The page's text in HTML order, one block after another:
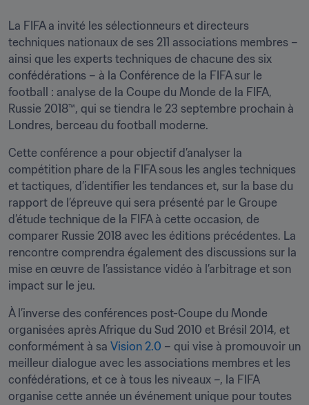
La FIFA a invité les sélectionneurs et directeurs
techniques nationaux de ses 211 associations membres –
ainsi que les experts techniques de chacune des six
confédérations – à la Conférence de la FIFA sur le
football : analyse de la Coupe du Monde de la FIFA,
Russie 2018™, qui se tiendra le 23 septembre prochain à
Londres, berceau du football moderne.
Cette conférence a pour objectif d’analyser la
compétition phare de la FIFA sous les angles techniques
et tactiques, d’identifier les tendances et, sur la base du
rapport de l’épreuve qui sera présenté par le Groupe
d’étude technique de la FIFA à cette occasion, de
comparer Russie 2018 avec les éditions précédentes. La
rencontre comprendra également des discussions sur la
mise en œuvre de l’assistance vidéo à l’arbitrage et son
impact sur le jeu.
À l’inverse des conférences post-Coupe du Monde
organisées après Afrique du Sud 2010 et Brésil 2014, et
conformément à sa Vision 2.0 – qui vise à promouvoir un
meilleur dialogue avec les associations membres et les
confédérations, et ce à tous les niveaux –, la FIFA
organise cette année un événement unique pour toutes